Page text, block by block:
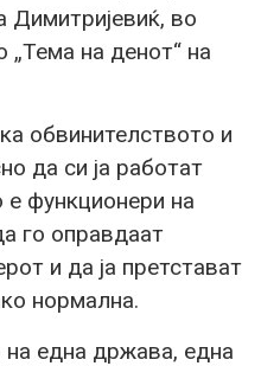
во
„Тема на денот“ на
обвинителството и
да си ја работат
функционери на
го оправдаат
и да ја претстават
нормална.
една држава, една